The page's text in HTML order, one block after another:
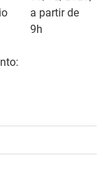
a partir de
9h